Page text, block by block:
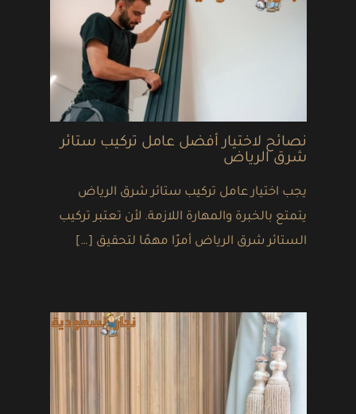
نصائح لاختيار أفضل عامل تركيب ستائر
شرق الرياض
يجب اختيار عامل تركيب ستائر شرق الرياض
يتمتع بالخبرة والمهارة اللازمة. لأن تعتبر تركيب
الستائر شرق الرياض أمرًا مهمًا لتحقيق […]